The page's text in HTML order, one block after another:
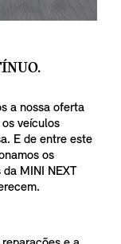
a nossa oferta
veículos
E de entre este
os
MINI NEXT